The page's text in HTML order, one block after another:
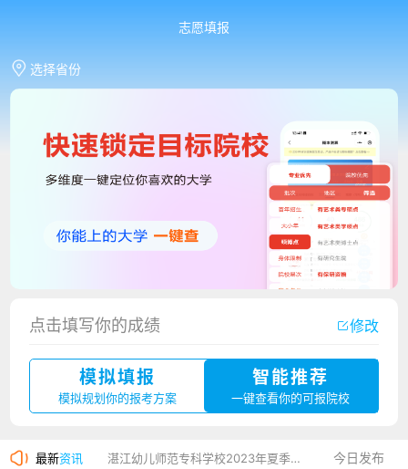
志愿填报
选择省份
点击填写你的成绩 修改
模拟填报
模拟规划你的报考方案
智能推荐
一键查看你的可报院校
最新资讯
厦门大学嘉庚学院2023年艺术类招生简章
湛江幼儿师范专科学校2023年夏季高考招生简章 今日发布